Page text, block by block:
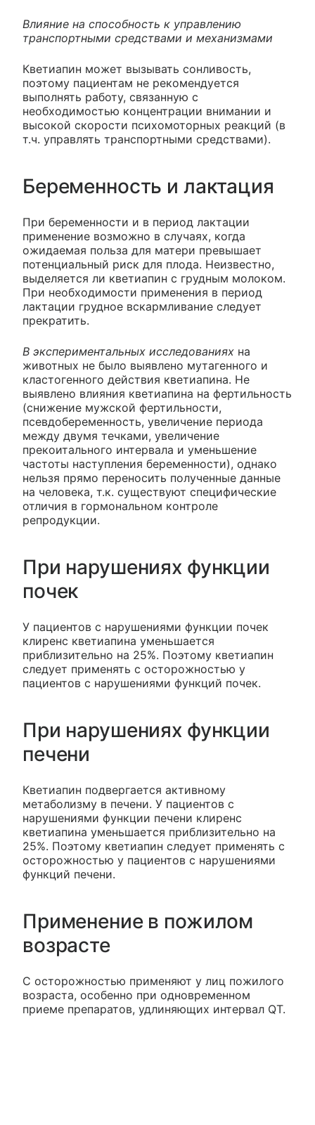
Влияние на способность к управлению
транспортными средствами и механизмами
Кветиапин может вызывать сонливость,
поэтому пациентам не рекомендуется
выполнять работу, связанную с
необходимостью концентрации внимании и
высокой скорости психомоторных реакций (в
т.ч. управлять транспортными средствами).
Беременность и лактация
При беременности и в период лактации
применение возможно в случаях, когда
ожидаемая польза для матери превышает
потенциальный риск для плода. Неизвестно,
выделяется ли кветиапин с грудным молоком.
При необходимости применения в период
лактации грудное вскармливание следует
прекратить.
В экспериментальных исследованиях на
животных не было выявлено мутагенного и
кластогенного действия кветиапина. Не
выявлено влияния кветиапина на фертильность
(снижение мужской фертильности,
псевдобеременность, увеличение периода
между двумя течками, увеличение
прекоитального интервала и уменьшение
частоты наступления беременности), однако
нельзя прямо переносить полученные данные
на человека, т.к. существуют специфические
отличия в гормональном контроле
репродукции.
При нарушениях функции
почек
У пациентов с нарушениями функции почек
клиренс кветиапина уменьшается
приблизительно на 25%. Поэтому кветиапин
следует применять с осторожностью у
пациентов с нарушениями функций почек.
При нарушениях функции
печени
Кветиапин подвергается активному
метаболизму в печени. У пациентов с
нарушениями функции печени клиренс
кветиапина уменьшается приблизительно на
25%. Поэтому кветиапин следует применять с
осторожностью у пациентов с нарушениями
функций печени.
Применение в пожилом
возрасте
С осторожностью применяют у лиц пожилого
возраста, особенно при одновременном
приеме препаратов, удлиняющих интервал QT.